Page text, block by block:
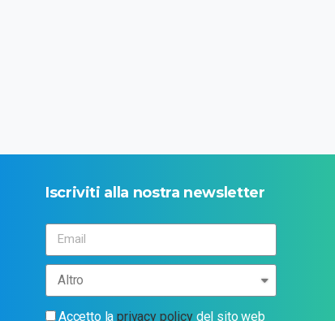
Iscriviti alla nostra newsletter
Accetto laprivacy policydel sito web